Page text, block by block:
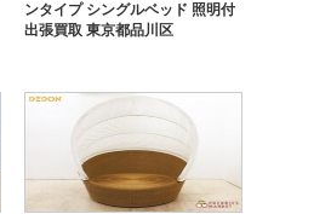
ンタイプ シングルベッド 照明付
出張買取 東京都品川区